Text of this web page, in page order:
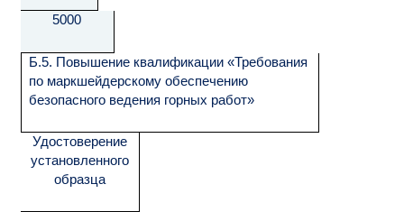
5000
Б.5. Повышение квалификации «Требования
по маркшейдерскому обеспечению
безопасного ведения горных работ»
Удостоверение
установленного
образца